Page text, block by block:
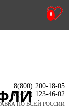
0
8(800) 200-18-05
8(495) 123-46-02
ПО ВСЕЙ РОССИИ